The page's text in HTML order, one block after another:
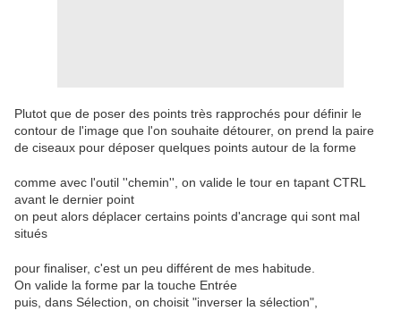
Plutot que de poser des points très rapprochés pour définir le
contour de l'image que l'on souhaite détourer, on prend la paire
de ciseaux pour déposer quelques points autour de la forme
comme avec l'outil ''chemin'', on valide le tour en tapant CTRL
avant le dernier point
on peut alors déplacer certains points d'ancrage qui sont mal
situés
pour finaliser, c'est un peu différent de mes habitude.
On valide la forme par la touche Entrée
puis, dans Sélection, on choisit "inverser la sélection",